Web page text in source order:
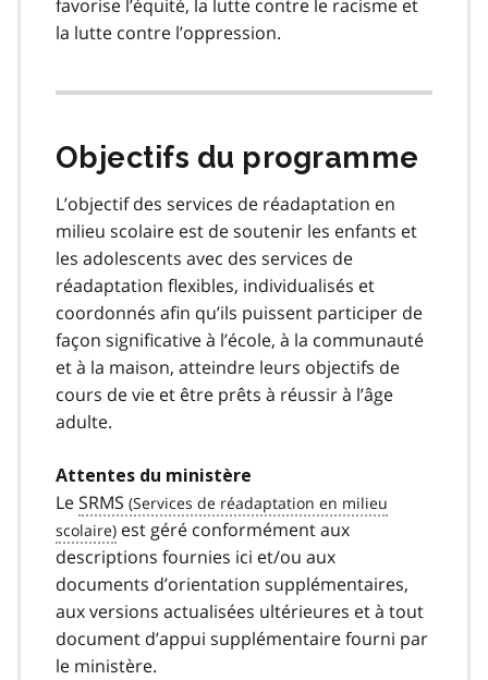
favorise l’équité, la lutte contre le racisme et
la lutte contre l’oppression.
Objectifs du programme
L’objectif des services de réadaptation en
milieu scolaire est de soutenir les enfants et
les adolescents avec des services de
réadaptation flexibles, individualisés et
coordonnés afin qu’ils puissent participer de
façon significative à l’école, à la communauté
et à la maison, atteindre leurs objectifs de
cours de vie et être prêts à réussir à l’âge
adulte.
Attentes du ministère
LeSRMS
est géré conformément aux
descriptions fournies ici et/ou aux
documents d’orientation supplémentaires,
aux versions actualisées ultérieures et à tout
document d’appui supplémentaire fourni par
le ministère.